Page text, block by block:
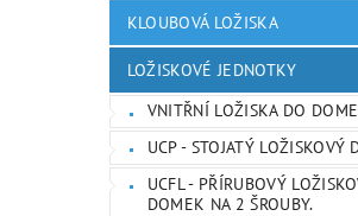
KLOUBOVÁ LOŽISKA
LOŽISKOVÉ JEDNOTKY
VNITŘNÍ LOŽISKA DO
UCP - STOJATÝ LOŽISKOVÝ
UCFL - PŘÍRUBOVÝ
DOMEK NA 2 ŠROUBY.